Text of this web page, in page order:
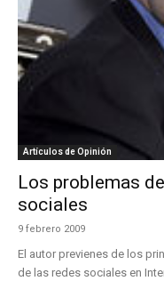
Artículos de Opinión
Los problemas
sociales
9 febrero 2009
El autor previenes de los
de las redes sociales en